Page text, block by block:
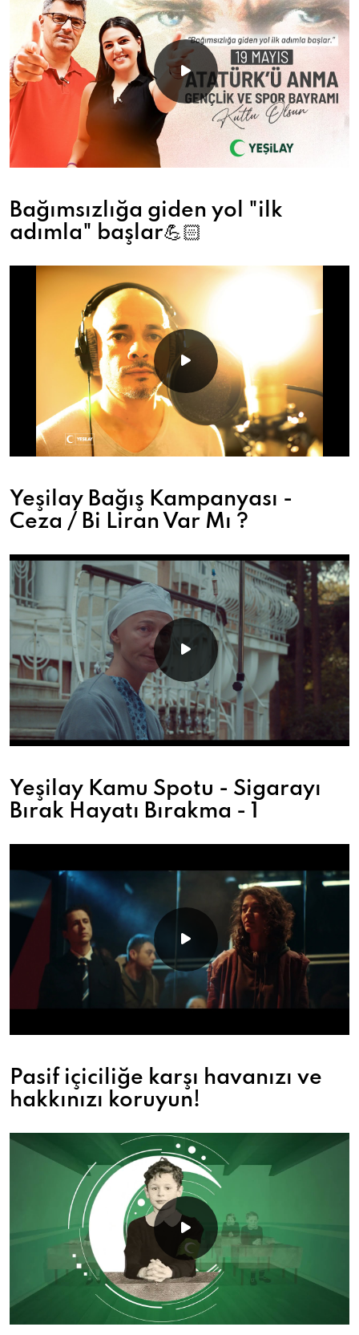
Bağımsızlığa giden yol "ilk
adımla" başlar💪🏻
Yeşilay Bağış Kampanyası -
Ceza / Bi Liran Var Mı ?
Yeşilay Kamu Spotu - Sigarayı
Bırak Hayatı Bırakma - 1
Pasif içiciliğe karşı havanızı ve
hakkınızı koruyun!